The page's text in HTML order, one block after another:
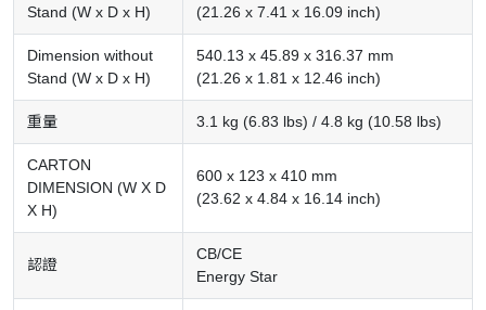
Stand (W x D x H)
(21.26 x 7.41 x 16.09 inch)
Dimension without
Stand (W x D x H)
540.13 x 45.89 x 316.37 mm
(21.26 x 1.81 x 12.46 inch)
重量 3.1 kg (6.83 lbs) / 4.8 kg (10.58 lbs)
CARTON
DIMENSION (W X D
X H)
600 x 123 x 410 mm
(23.62 x 4.84 x 16.14 inch)
認證
CB/CE
Energy Star